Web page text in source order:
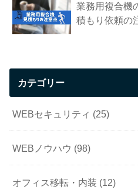
業務用複合機
積もり依頼の
カテゴリー
WEBセキュリティ (25)
WEBノウハウ (98)
オフィス移転・内装 (12)